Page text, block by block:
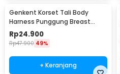
Genkent Korset Tali Body
Harness Punggung Breast
Support L - BBJ-16
Rp24.900
Rp47.900 49%
+ Keranjang